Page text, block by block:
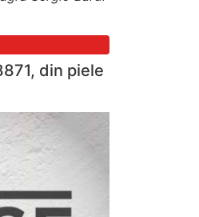
din piele